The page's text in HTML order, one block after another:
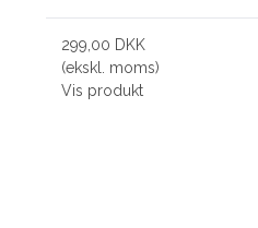
299,00 DKK
(ekskl. moms)
Vis produkt